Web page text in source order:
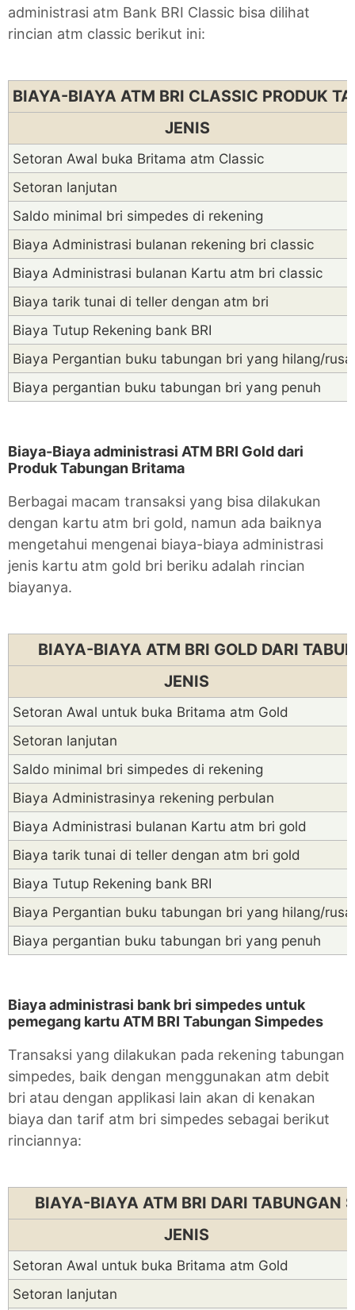
administrasi atm Bank BRI Classic bisa dilihat
rincian atm classic berikut ini:
BIAYA-BIAYA ATM BRI CLASSIC PRODUK
JENIS
Setoran Awal buka Britama atm Classic
Setoran lanjutan
Saldo minimal bri simpedes di rekening
Biaya Administrasi bulanan rekening bri classic
Biaya Administrasi bulanan Kartu atm bri classic
Biaya tarik tunai di teller dengan atm bri
Biaya Tutup Rekening bank BRI
Biaya Pergantian buku tabungan bri yang hilang/
Biaya pergantian buku tabungan bri yang penuh
Biaya-Biaya administrasi ATM BRI Gold dari
Produk Tabungan Britama
Berbagai macam transaksi yang bisa dilakukan
dengan kartu atm bri gold, namun ada baiknya
mengetahui mengenai biaya-biaya administrasi
jenis kartu atm gold bri beriku adalah rincian
biayanya.
BIAYA-BIAYA ATM BRI GOLD DARI
JENIS
Setoran Awal untuk buka Britama atm Gold
Setoran lanjutan
Saldo minimal bri simpedes di rekening
Biaya Administrasinya rekening perbulan
Biaya Administrasi bulanan Kartu atm bri gold
Biaya tarik tunai di teller dengan atm bri gold
Biaya Tutup Rekening bank BRI
Biaya Pergantian buku tabungan bri yang hilang/
Biaya pergantian buku tabungan bri yang penuh
Biaya administrasi bank bri simpedes untuk
pemegang kartu ATM BRI Tabungan Simpedes
Transaksi yang dilakukan pada rekening tabungan
simpedes, baik dengan menggunakan atm debit
bri atau dengan applikasi lain akan di kenakan
biaya dan tarif atm bri simpedes sebagai berikut
rinciannya:
BIAYA-BIAYA ATM BRI DARI TABUNGAN
JENIS
Setoran Awal untuk buka Britama atm Gold
Setoran lanjutan